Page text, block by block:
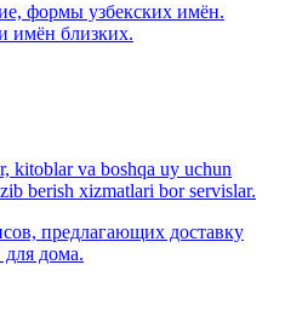
формы узбекских имён.
имён близких.
kitoblar va boshqa uy uchun
berish xizmatlari bor servislar.
предлагающих доставку
для дома.